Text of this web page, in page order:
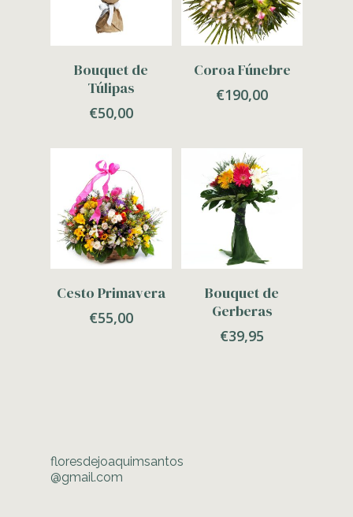
Bouquet de
Túlipas
€50,00
Adicionar
Coroa Fúnebre
€190,00
Cesto Primavera
€55,00
Bouquet de
Gerberas
€39,95
floresdejoaquimsantos
@gmail.com